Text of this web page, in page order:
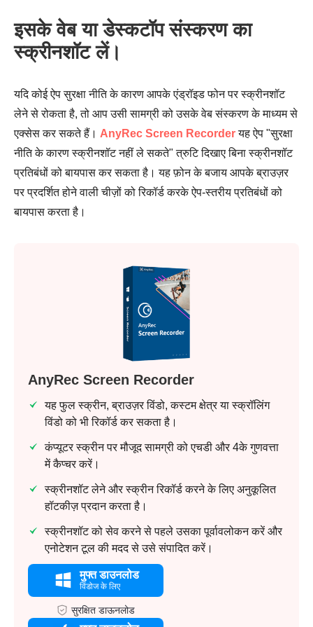
इसके वेब या डेस्कटॉप संस्करण का
स्क्रीनशॉट लें।
यदि कोई ऐप सुरक्षा नीति के कारण आपके एंड्रॉइड फोन पर स्क्रीनशॉट
लेने से रोकता है, तो आप उसी सामग्री को उसके वेब संस्करण के माध्यम से
एक्सेस कर सकते हैं। AnyRec Screen Recorderयह ऐप "सुरक्षा
नीति के कारण स्क्रीनशॉट नहीं ले सकते" त्रुटि दिखाए बिना स्क्रीनशॉट
प्रतिबंधों को बायपास कर सकता है। यह फ़ोन के बजाय आपके ब्राउज़र
पर प्रदर्शित होने वाली चीज़ों को रिकॉर्ड करके ऐप-स्तरीय प्रतिबंधों को
बायपास करता है।
AnyRec Screen Recorder
यह फुल स्क्रीन, ब्राउज़र विंडो, कस्टम क्षेत्र या स्क्रॉलिंग
विंडो को भी रिकॉर्ड कर सकता है।
कंप्यूटर स्क्रीन पर मौजूद सामग्री को एचडी और 4के गुणवत्ता
में कैप्चर करें।
स्क्रीनशॉट लेने और स्क्रीन रिकॉर्ड करने के लिए अनुकूलित
हॉटकीज़ प्रदान करता है।
स्क्रीनशॉट को सेव करने से पहले उसका पूर्वावलोकन करें और
एनोटेशन टूल की मदद से उसे संपादित करें।
मुफ्त डाउनलोड
विंडोज के लिए
सुरक्षित डाऊनलोड